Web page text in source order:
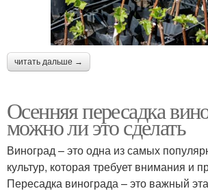
читать дальше →
Осенняя пересадка
можно ли это сделать
Виноград – это одна из самых
культур, которая требует внимания и
Пересадка винограда – это важный